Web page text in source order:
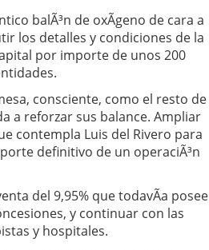
balÃ³n de oxÃ­geno de cara a
los detalles y condiciones de la
por importe de unos 200
consciente, como el resto de
a reforzar sus balance. Ampliar
contempla Luis del Rivero para
definitivo de un operaciÃ³n
del 9,95% que todavÃ­a posee
y continuar con las
y hospitales.